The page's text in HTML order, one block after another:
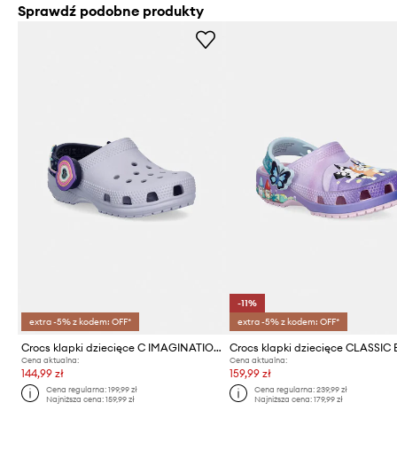
Sprawdź podobne produkty
extra -5% z kodem: OFF*
Crocs klapki dziecięce C IMAGINATION LIGHTS BKSTRP CLOG T
Cena aktualna:
144,99 zł
Cena regularna:199,99 zł
Najniższa cena:159,99 zł
-11%
extra -5% z kodem: OFF*
Cena aktualna:
159,99 zł
Cena regularna: 239,99 zł
Najniższa cena: 179,99 zł